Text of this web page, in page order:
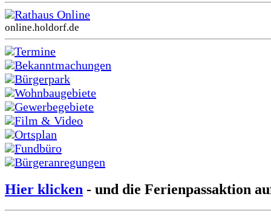
Rathaus Online
online.holdorf.de
Termine
Bekanntmachungen
Bürgerpark
Wohnbaugebiete
Gewerbegebiete
Film & Video
Ortsplan
Fundbüro
Bürgeranregungen
Hier klicken - und die Ferienpassaktion